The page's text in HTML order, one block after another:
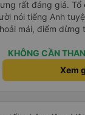
rất đáng giá.
nói tiếng Anh
mái, điểm dừng
xe buýt mà tôi đã
dành riêng cho hòn
xe buýt, vì vậy
vì phải xuống
KHÔNG CẦN
Xem